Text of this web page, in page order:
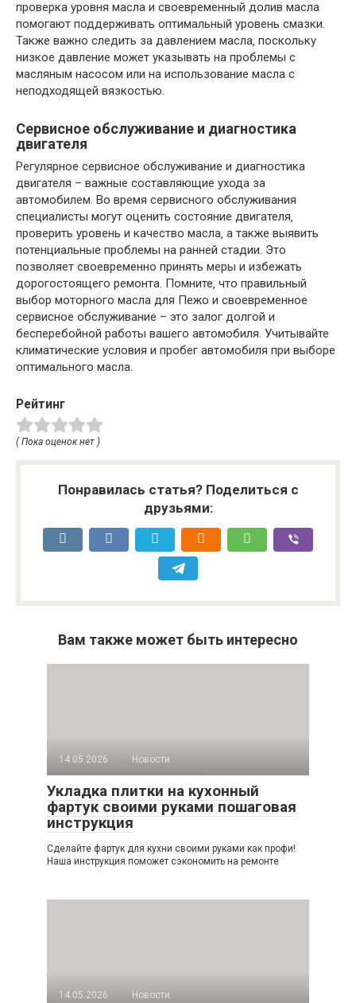
проверка уровня масла и своевременный долив масла
помогают поддерживать оптимальный уровень смазки.
Также важно следить за давлением масла‚ поскольку
низкое давление может указывать на проблемы с
масляным насосом или на использование масла с
неподходящей вязкостью.
Сервисное обслуживание и диагностика
двигателя
Регулярное сервисное обслуживание и диагностика
двигателя – важные составляющие ухода за
автомобилем. Во время сервисного обслуживания
специалисты могут оценить состояние двигателя‚
проверить уровень и качество масла‚ а также выявить
потенциальные проблемы на ранней стадии. Это
позволяет своевременно принять меры и избежать
дорогостоящего ремонта. Помните‚ что правильный
выбор моторного масла для Пежо и своевременное
сервисное обслуживание – это залог долгой и
бесперебойной работы вашего автомобиля. Учитывайте
климатические условия и пробег автомобиля при выборе
оптимального масла.
Рейтинг
( Пока оценок нет )
Понравилась статья? Поделиться с
друзьями:
Вам также может быть интересно
14.05.2026 Новости
Укладка плитки на кухонный
фартук своими руками пошаговая
инструкция
Сделайте фартук для кухни своими руками как профи!
Наша инструкция поможет сэкономить на ремонте
14.05.2026 Новости